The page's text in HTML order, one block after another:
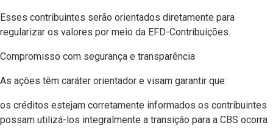
Esses contribuintes serão orientados diretamente para
regularizar os valores por meio da EFD-Contribuições.
Compromisso com segurança e transparência
As ações têm caráter orientador e visam garantir que:
os créditos estejam corretamente informados os contribuintes
possam utilizá-los integralmente a transição para a CBS ocorra